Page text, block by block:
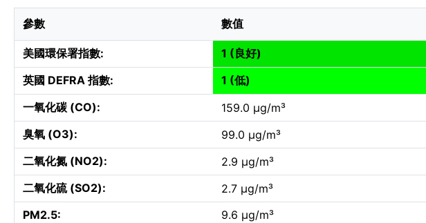
參數 數值
美國環保署指數:
1 (良好)
英國 DEFRA 指數:
1 (低)
一氧化碳 (CO):
159.0 µg/m³
臭氧 (O3):
99.0 µg/m³
二氧化氮 (NO2):
2.9 µg/m³
二氧化硫 (SO2):
2.7 µg/m³
PM2.5:
9.6 µg/m³